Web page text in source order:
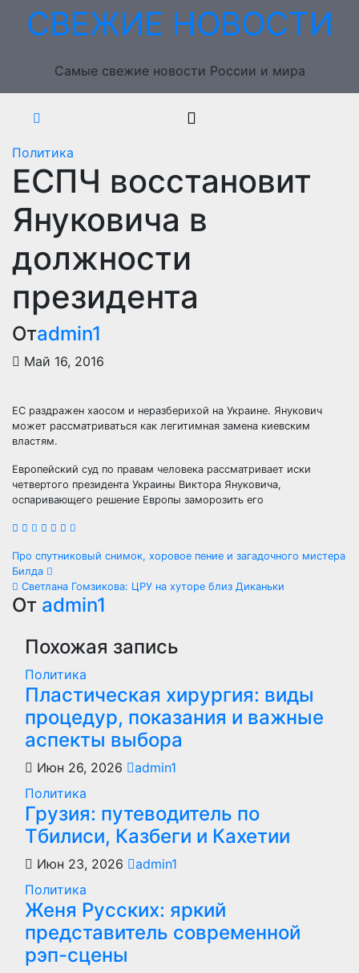
ПерейтиСВЕЖИЕ НОВОСТИ
Самые свежие новости России и мира
Политика
ЕСПЧ восстановит
Януковича в
должности
президента
Отadmin1
Май 16, 2016
ЕС раздражен хаосом и неразберихой на Украине. Янукович
может рассматриваться как легитимная замена киевским
властям.
Европейский суд по правам человека рассматривает иски
четвертого президента Украины Виктора Януковича,
оспаривающего решение Европы заморозить его
Навигация
по
записям
Про спутниковый снимок, хоровое пение и загадочного мистера
Билда
Светлана Гомзикова: ЦРУ на хуторе близ Диканьки
От admin1
Похожая запись
Политика
Пластическая хирургия: виды
процедур, показания и важные
аспекты выбора
Июн 26, 2026
admin1
Политика
Грузия: путеводитель по
Тбилиси, Казбеги и Кахетии
Июн 23, 2026
admin1
Политика
Женя Русских: яркий
представитель современной
рэп-сцены